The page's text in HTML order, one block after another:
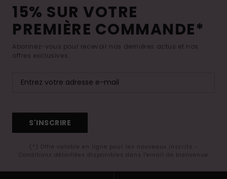
15% SUR VOTRE
PREMIÈRE COMMANDE*
Abonnez-vous pour recevoir nos dernières actus et nos
offres exclusives.
S'INSCRIRE
(*) Offre valable en ligne pour les nouveaux inscrits -
Conditions détaillées disponibles dans l'email de bienvenue